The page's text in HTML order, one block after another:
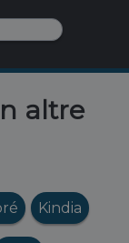
altre
Kindia